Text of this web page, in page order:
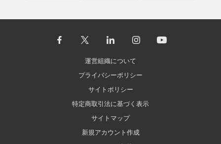
運営組織について
プライバシーポリシー
サイトポリシー
特定商取引法に基づく表示
サイトマップ
新規アカウント作成